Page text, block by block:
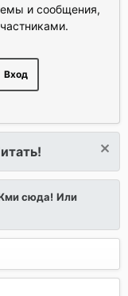
и сообщения,
Вход
сюда! Или